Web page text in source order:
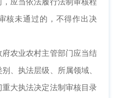
核未通过的，不得作出决
农业农村主管部门应当结
、执法层级、所属领域、
大执法决定法制审核目录